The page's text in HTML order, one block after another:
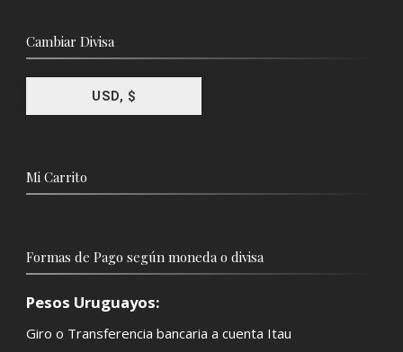
Cambiar Divisa
USD, $
Mi Carrito
Formas de Pago según moneda o divisa
Pesos Uruguayos:
Giro o Transferencia bancaria a cuenta Itau